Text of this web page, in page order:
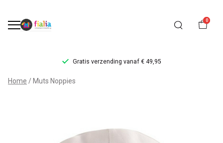
0
Gratis verzending vanaf € 49,95
Muts
Home Muts Noppies